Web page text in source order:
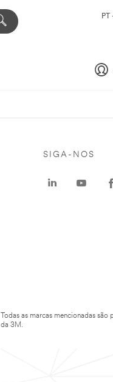
PT
SIGA-NOS
Todas as marcas mencionadas são
da 3M.